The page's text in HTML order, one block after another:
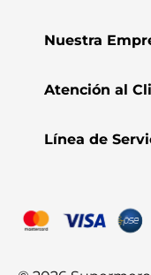
Nuestra
Atención al
Línea de